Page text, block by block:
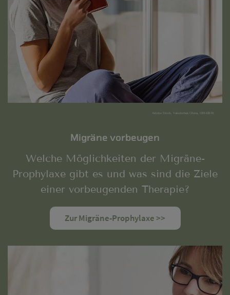
Adobe Stock, Yakobchuk Olena, 131943870
Migräne vorbeugen
Welche Möglichkeiten der Migräne-
Prophylaxe gibt es und was sind die Ziele
einer vorbeugenden Therapie?
Zur Migräne-Prophylaxe >>